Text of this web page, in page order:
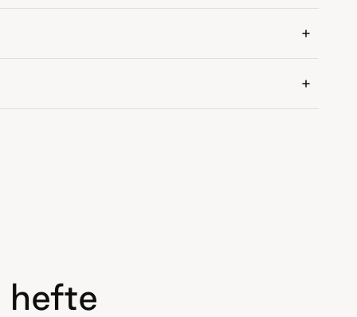
hefte